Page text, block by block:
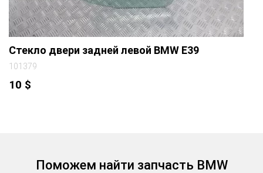
Стекло двери задней левой BMW E39
101379
10 $
Поможем найти запчасть BMW